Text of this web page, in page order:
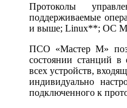
Протоколы
поддерживаемые
и выше; Linux**; ОС
ПСО «Мастер М»
состоянии станций в
всех устройств,
индивидуально
подключенного к